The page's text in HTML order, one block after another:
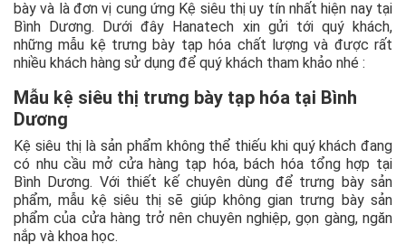
bày và là đơn vị cung ứng Kệ siêu thị uy tín nhất hiện nay tại
Bình Dương. Dưới đây Hanatech xin gửi tới quý khách,
những mẫu kệ trưng bày tạp hóa chất lượng và được rất
nhiều khách hàng sử dụng để quý khách tham khảo nhé :
Mẫu kệ siêu thị trưng bày tạp hóa tại Bình
Dương
Kệ siêu thị là sản phẩm không thể thiếu khi quý khách đang
có nhu cầu mở cửa hàng tạp hóa, bách hóa tổng hợp tại
Bình Dương. Với thiết kế chuyên dùng để trưng bày sản
phẩm, mẫu kệ siêu thị sẽ giúp không gian trưng bày sản
phẩm của cửa hàng trở nên chuyên nghiệp, gọn gàng, ngăn
nắp và khoa học.